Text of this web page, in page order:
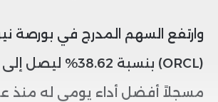
وارتفع السهم المدرج في بورصة
مسجلاً أفضل أداء يومي له منذ عام